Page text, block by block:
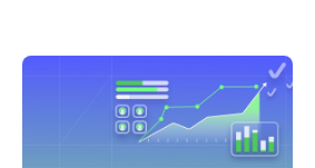
жеңілдетеді. Жобадағы
барлық жұмыс нақты
кезеңдерге бөлінеді...